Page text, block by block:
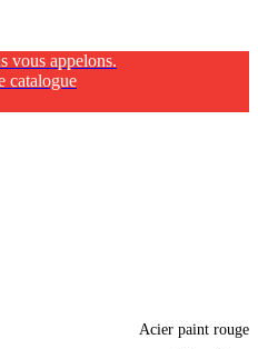
vous appelons.
catalogue
Acier paint rouge